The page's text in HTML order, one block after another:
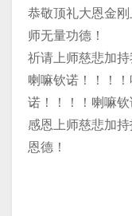
恭敬顶礼大恩金
师无量功德！
祈请上师慈悲加持
喇嘛钦诺！！！
诺！！！！喇嘛钦
感恩上师慈悲加
恩德！